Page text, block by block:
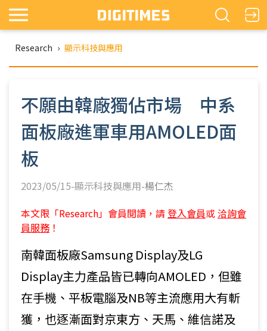
Research › 顯示科技與應用
不願由韓廠獨佔市場 中系
面板廠進軍車用AMOLED面
板
2023/05/15-顯示科技與應用-楊仁杰
本文限「Research」會員閱讀，請 登入會員或 洽詢會
員服務 ！
南韓面板廠Samsung Display及LG
Display主力產品皆已轉向AMOLED，但雖
在手機、平板電腦及NB等主流應用大有斬
獲，也逐漸面對京東方、天馬、維信諾及